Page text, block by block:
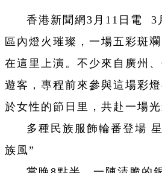
香港新聞網3月11日電 3
區內燈火璀璨，一場五彩斑
在這里上演。不少來自廣州
遊客，專程前來參與這場彩
於女性的節日里，共赴一場光
多種民族服飾輪番登場
族風”